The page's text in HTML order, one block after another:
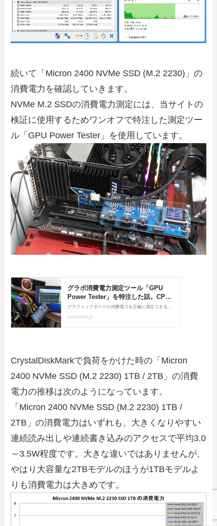
続いて「Micron 2400 NVMe SSD (M.2 2230)」の
消費電力を確認していきます。
NVMe M.2 SSDの消費電力測定には、当サイトの
検証に使用するためワンオフで特注した測定ツー
ル「GPU Power Tester」を使用しています。
CrystalDiskMarkで負荷をかけた時の「Micron
2400 NVMe SSD (M.2 2230) 1TB / 2TB」の消費
電力の推移は次のようになっています。
「Micron 2400 NVMe SSD (M.2 2230) 1TB /
2TB」の消費電力はいずれも、大きくなりやすい
連続読み出しや連続書き込みのアクセスで平均3.0
～3.5W程度です。大きな違いではありませんが、
やはり大容量な2TBモデルのほうが1TBモデルよ
りも消費電力は大きめです。